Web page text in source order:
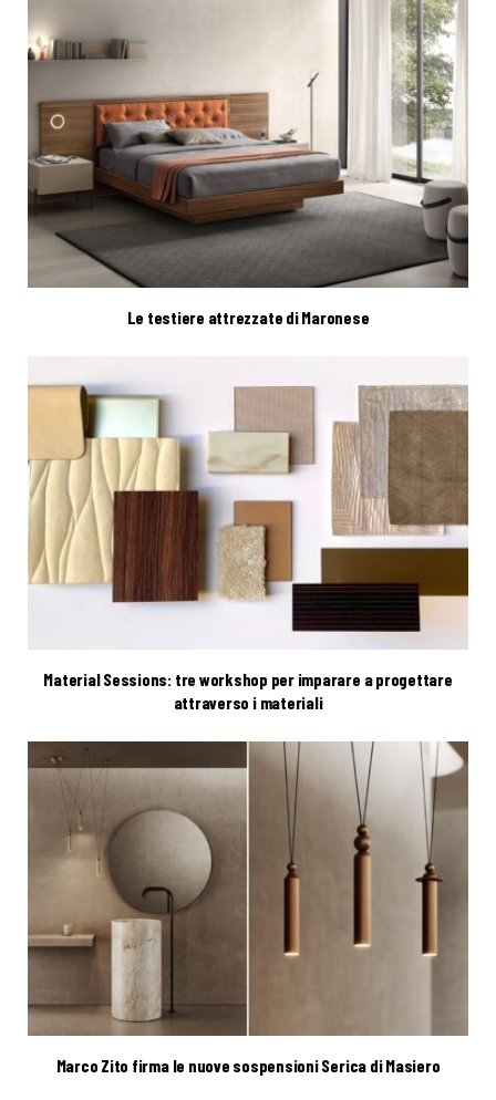
Le testiere attrezzate di Maronese
Material Sessions: tre workshop per imparare a progettare
attraverso i materiali
Marco Zito firma le nuove sospensioni Serica di Masiero